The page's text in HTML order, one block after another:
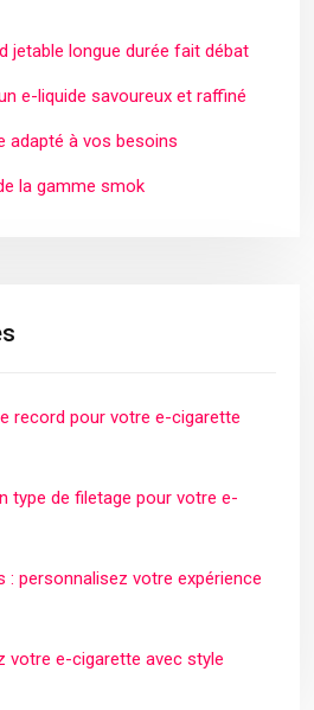
jetable longue durée fait débat
e-liquide savoureux et raffiné
adapté à vos besoins
la gamme smok
record pour votre e-cigarette
type de filetage pour votre e-
: personnalisez votre expérience
votre e-cigarette avec style